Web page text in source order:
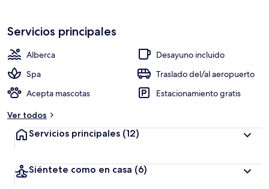
Servicios principales
Alberca
Desayuno incluido
Spa
Traslado del/al aeropuerto
Acepta mascotas
Estacionamiento gratis
Ver todos
Servicios principales (12)
Siéntete como en casa (6)